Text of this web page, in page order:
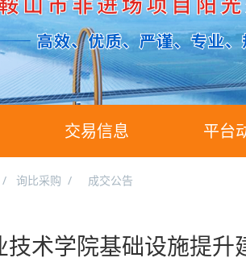
交易信息 平台
/ 询比采购 / 成交公告
技术学院基础设施提